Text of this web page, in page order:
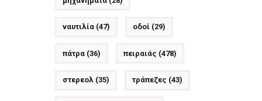
ναυτιλία(47) οδοί (29)
πάτρα(36) πειραιάς (478)
στερεολ(35) τράπεζες (43)